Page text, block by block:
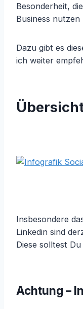
Besonderheit,
Business nutzen
Dazu gibt es
ich weiter
Insbesondere
Linkedin sind
Diese solltest
Achtung –